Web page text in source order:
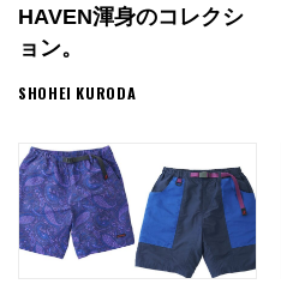
HAVEN渾身のコレクシ
ョン。
SHOHEI KURODA